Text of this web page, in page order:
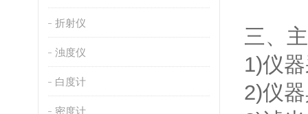
折射仪
浊度仪
白度计
密度计
三、
1)仪
2)仪